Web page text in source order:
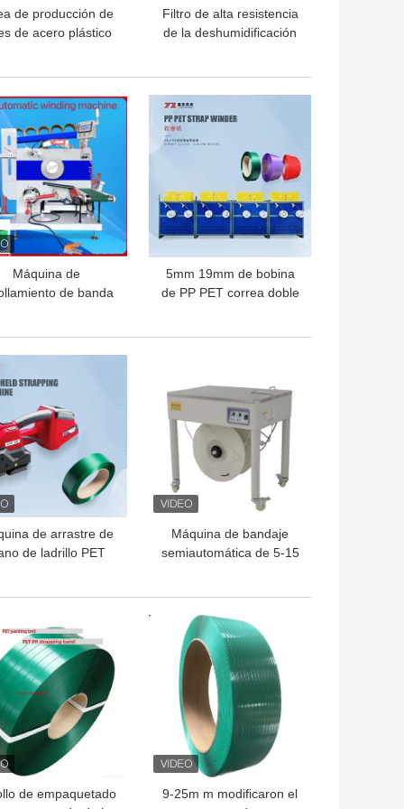
de producción de
de acero plástico
100-600 KG/H
Filtro de alta resistencia
de la deshumidificación
DOMÉSTICO
Máquina de
de banda
PRECIO
5mm 19mm de bobina
de PP PET correa doble
MEJOR PRECIO
de arrastre de
de ladrillo PET
PRECIO
Máquina de bandaje
semiautomática de 5-15
de empaquetado
PRECIO
9-25m m modificaron el
MEJOR PRECIO